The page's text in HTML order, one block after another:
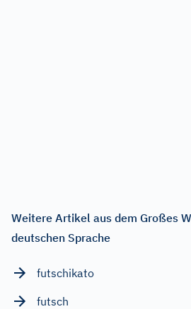
Weitere Artikel aus dem Großes
deutschen Sprache
futschikato
futsch